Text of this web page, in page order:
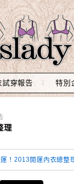
試穿報告 特別
理